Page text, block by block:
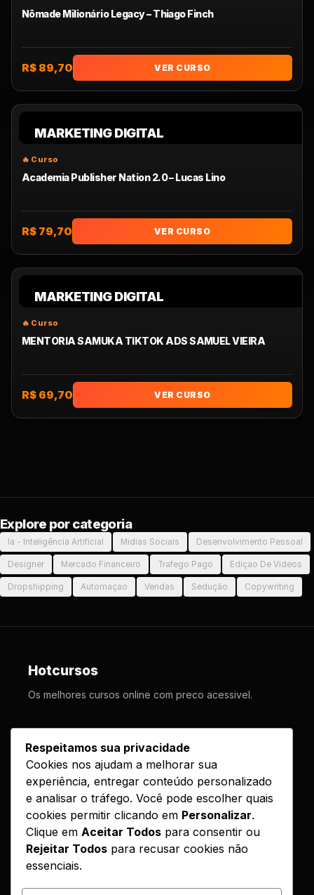
Nômade Milionário Legacy – Thiago Finch
R$ 89,70 VER CURSO
MARKETING DIGITAL
Academia Publisher Nation 2.0 – Lucas Lino
R$ 79,70 VER CURSO
MARKETING DIGITAL
MENTORIA SAMUKA TIKTOK ADS SAMUEL VIEIRA
R$ 69,70 VER CURSO
Explore por categoria
Ia - Inteligência Artificial Midias Sociais Desenvolvimento Pessoal
Designer Mercado Financeiro Trafego Pago Ediçao De Videos
Dropshipping Automaçao Vendas Sedução Copywriting
Hotcursos
Os melhores cursos online com preco acessivel.
Cursos
Como Funciona
Contato
Politica de Entrega
LEGAL
Respeitamos sua privacidade
Cookies nos ajudam a melhorar sua
experiência, entregar conteúdo personalizado
e analisar o tráfego. Você pode escolher quais
cookies permitir clicando em Personalizar.
Clique em Aceitar Todos para consentir ou
Rejeitar Todos para recusar cookies não
essenciais.